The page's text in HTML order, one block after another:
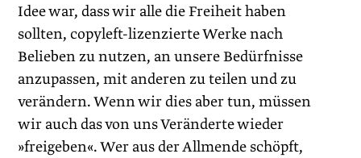
Idee war, dass wir alle die Freiheit haben
sollten, copyleft-lizenzierte Werke nach
Belieben zu nutzen, an unsere Bedürfnisse
anzupassen, mit anderen zu teilen und zu
verändern. Wenn wir dies aber tun, müssen
wir auch das von uns Veränderte wieder
»freigeben«. Wer aus der Allmende schöpft,